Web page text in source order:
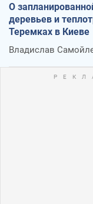
О
деревьев и
Теремках в Киеве
Владислав